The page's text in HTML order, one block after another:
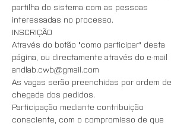
partilha do sistema com as pessoas
interessadas no processo.
INSCRIÇÃO
Através do botão "como participar" desta
página, ou directamente através do e-mail
andlab.cwb@gmail.com
As vagas serão preenchidas por ordem de
chegada dos pedidos.
Participação mediante contribuição
consciente, com o compromisso de que